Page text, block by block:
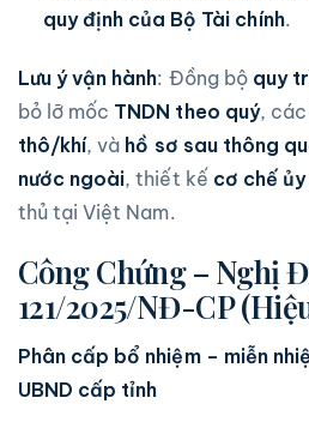
quy định của Bộ Tài chính.
Lưu ý vận hành: Đồng bộ quy
bỏ lỡ mốc TNDN theo quý, các
thô/khí, và hồ sơ sau thông
nước ngoài, thiết kế cơ chế
thủ tại Việt Nam.
Công Chứng – Nghị
121/2025/NĐ-CP
Phân cấp bổ nhiệm – miễn
UBND cấp tỉnh